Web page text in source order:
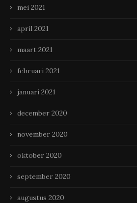
mei 2021
april 2021
maart 2021
februari 2021
januari 2021
december 2020
november 2020
oktober 2020
september 2020
augustus 2020